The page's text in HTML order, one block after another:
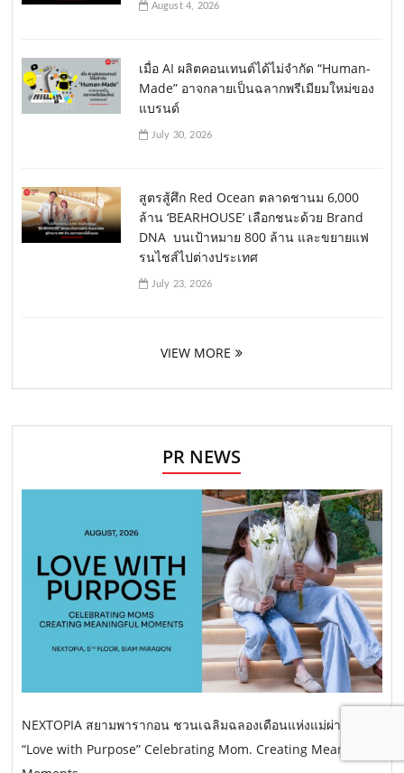
August 4, 2026
เมื่อ AI ผลิตคอนเทนต์ได้ไม่จำกัด “Human-
Made” อาจกลายเป็นฉลากพรีเมียมใหม่ของ
แบรนด์
July 30, 2026
สูตรสู้ศึก Red Ocean ตลาดชานม 6,000
ล้าน ‘BEARHOUSE’ เลือกชนะด้วย Brand
DNA บนเป้าหมาย 800 ล้าน และขยายแฟ
รนไชส์ไปต่างประเทศ
July 23, 2026
VIEW MORE
PR NEWS
NEXTOPIA สยามพารากอน ชวนเฉลิมฉลองเดือนแห่งแม่ผ่าน
“Love with Purpose” Celebrating Mom. Creating Meaningful